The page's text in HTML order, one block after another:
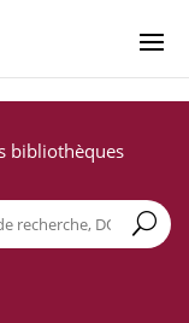
bibliothèques